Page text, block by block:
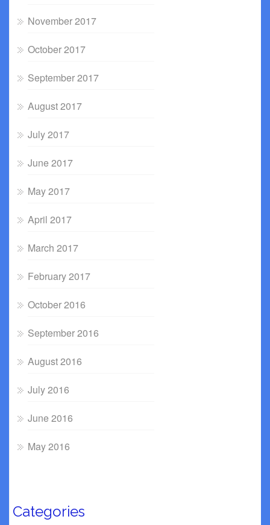
November 2017
October 2017
September 2017
August 2017
July 2017
June 2017
May 2017
April 2017
March 2017
February 2017
October 2016
September 2016
August 2016
July 2016
June 2016
May 2016
Categories